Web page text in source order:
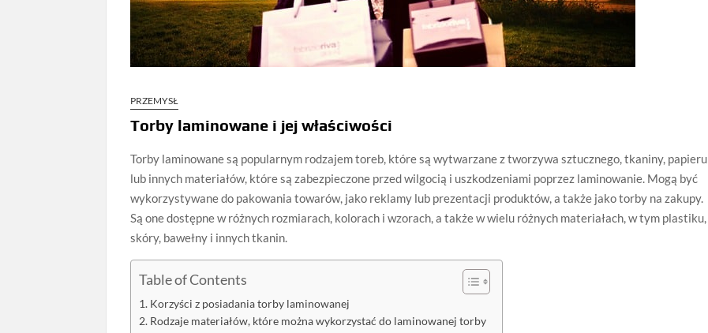
PRZEMYSŁ
Torby laminowane i jej właściwości
Torby laminowane są popularnym rodzajem toreb, które są wytwarzane z tworzywa sztucznego, tkaniny, papieru
lub innych materiałów, które są zabezpieczone przed wilgocią i uszkodzeniami poprzez laminowanie. Mogą być
wykorzystywane do pakowania towarów, jako reklamy lub prezentacji produktów, a także jako torby na zakupy.
Są one dostępne w różnych rozmiarach, kolorach i wzorach, a także w wielu różnych materiałach, w tym plastiku,
skóry, bawełny i innych tkanin.
Table of Contents
Korzyści z posiadania torby laminowanej
Rodzaje materiałów, które można wykorzystać do laminowanej torby